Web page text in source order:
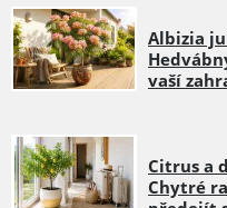
Albizia
vaší
Citrus a
Chytré